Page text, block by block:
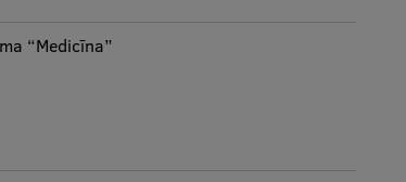
“Medicīna”